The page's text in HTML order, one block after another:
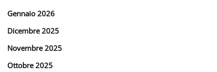
Gennaio 2026
Dicembre 2025
Novembre 2025
Ottobre 2025